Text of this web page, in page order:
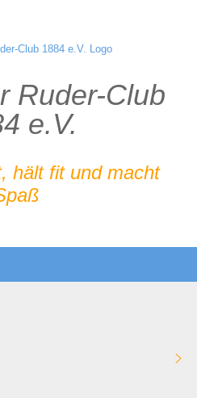
Ruder-Club
e.V.
hält fit und macht